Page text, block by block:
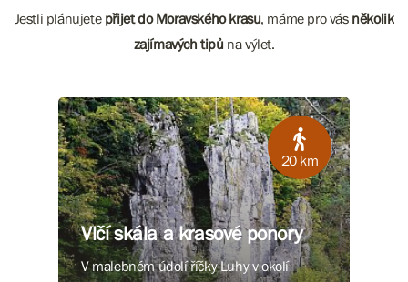
Jestli plánujete přijet do Moravského krasu, máme pro vás několik
zajímavých tipů na výlet.
20 km
Vlčí skála a krasové ponory
V malebném údolí říčky Luhy v okolí